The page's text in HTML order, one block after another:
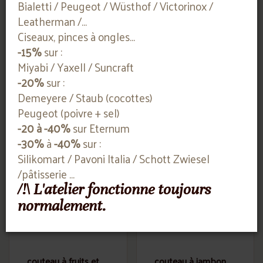
couteau à fromage
14 cm
WÜSTHOF
Contactez-nous
Bialetti / Peugeot / Wüsthof / Victorinox /
Leatherman /...
Ciseaux, pinces à ongles...
-15%sur :
Miyabi / Yaxell / Suncraft
-20%sur :
Demeyere / Staub (cocottes)
Peugeot (poivre + sel)
-20 à -40%sur Eternum
-30%à-40%sur :
Silikomart / Pavoni Italia / Schott Zwiesel
/pâtisserie ...
/!\ L'atelier fonctionne toujours
normalement.